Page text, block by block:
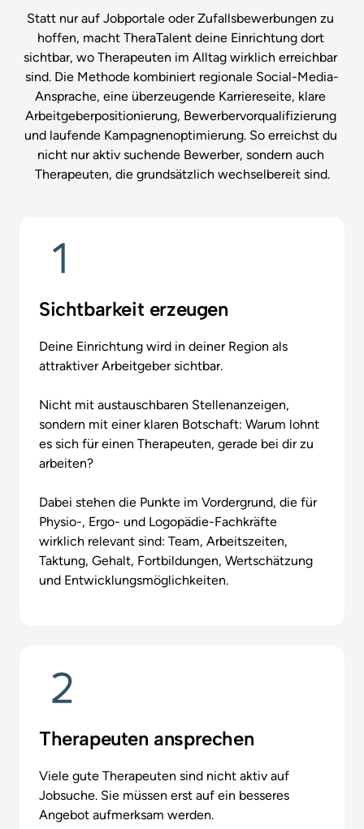
Statt nur auf Jobportale oder Zufallsbewerbungen zu
hoffen, macht TheraTalent deine Einrichtung dort
sichtbar, wo Therapeuten im Alltag wirklich erreichbar
sind. Die Methode kombiniert regionale Social-Media-
Ansprache, eine überzeugende Karriereseite, klare
Arbeitgeberpositionierung, Bewerbervorqualifizierung
und laufende Kampagnenoptimierung. So erreichst du
nicht nur aktiv suchende Bewerber, sondern auch
Therapeuten, die grundsätzlich wechselbereit sind.
Sichtbarkeit erzeugen
Deine Einrichtung wird in deiner Region als
attraktiver Arbeitgeber sichtbar.
Nicht mit austauschbaren Stellenanzeigen,
sondern mit einer klaren Botschaft: Warum lohnt
es sich für einen Therapeuten, gerade bei dir zu
arbeiten?
Dabei stehen die Punkte im Vordergrund, die für
Physio-, Ergo- und Logopädie-Fachkräfte
wirklich relevant sind: Team, Arbeitszeiten,
Taktung, Gehalt, Fortbildungen, Wertschätzung
und Entwicklungsmöglichkeiten.
Therapeuten ansprechen
Viele gute Therapeuten sind nicht aktiv auf
Jobsuche. Sie müssen erst auf ein besseres
Angebot aufmerksam werden.